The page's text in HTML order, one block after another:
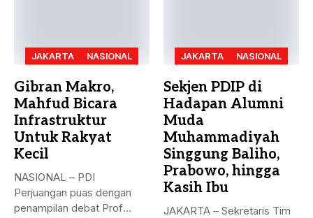
JAKARTA NASIONAL
Gibran Makro,
Mahfud Bicara
Infrastruktur
Untuk Rakyat
Kecil
NASIONAL – PDI
Perjuangan puas dengan
penampilan debat Prof
JAKARTA NASIONAL
Sekjen PDIP di
Hadapan Alumni
Muda
Muhammadiyah
Singgung Baliho,
Prabowo, hingga
Kasih Ibu
JAKARTA – Sekretaris Tim